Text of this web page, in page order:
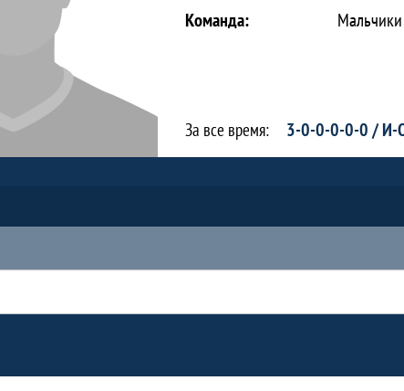
Команда:
За все время: 3-0-0-0-0-0 /